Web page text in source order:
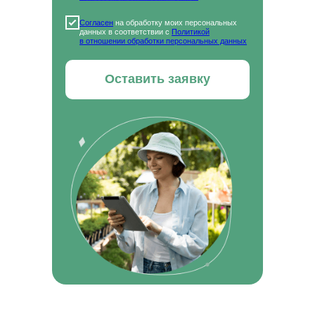
Согласен на обработку моих персональных
данных в соответствии с Политикой
в отношении обработки персональных данных
Оставить заявку
КОНТАКТЫ
Отдел по организации приема:
8 (800) 775-79-32 , 8 (495) 677-96-17
Звонок по России бесплатный
help.dpomipk@academcity.online
Контакт-центр
8 (800) 775-79-32, 8 (495) 677-96-17
Пн-вс 8:30-20:30 мск
help.dpomipk@dpomipk.ru
Получите профессию в сфере сельского хозяйства